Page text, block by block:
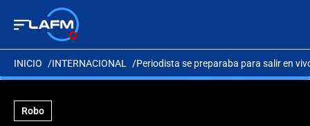
INICIO INTERNACIONAL Periodista se preparaba para salir en
Robo